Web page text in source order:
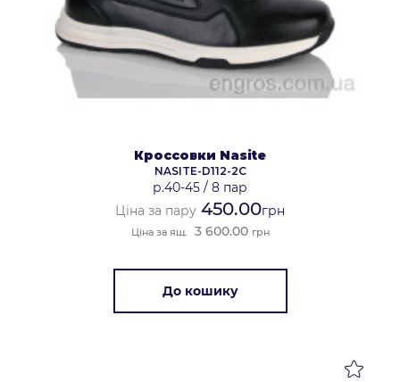
Кроссовки Nasite
NASITE-D112-2C
р.40-45 / 8 пар
Ціна за пару 450.00грн
Ціна за ящ. 3 600.00 грн
До кошику